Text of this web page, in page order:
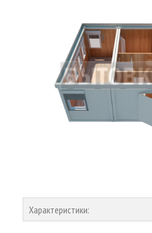
Характеристики: